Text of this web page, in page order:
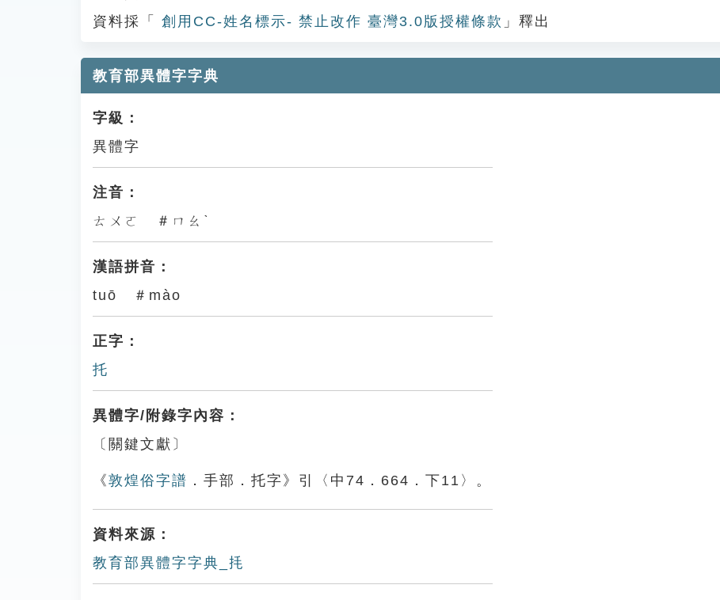
資料採「
創用CC-姓名標示- 禁止改作 臺灣3.0版授權條款 」釋出
教育部異體字字典
字級：
異體字
注音：
ㄊㄨㄛ ＃ㄇㄠˋ
漢語拼音：
tuō ＃mào
正字：
托
異體字/附錄字內容：
〔關鍵文獻〕
《敦煌俗字譜 ．手部．托字》引〈中74．664．下11〉。
資料來源：
教育部異體字字典_㧌